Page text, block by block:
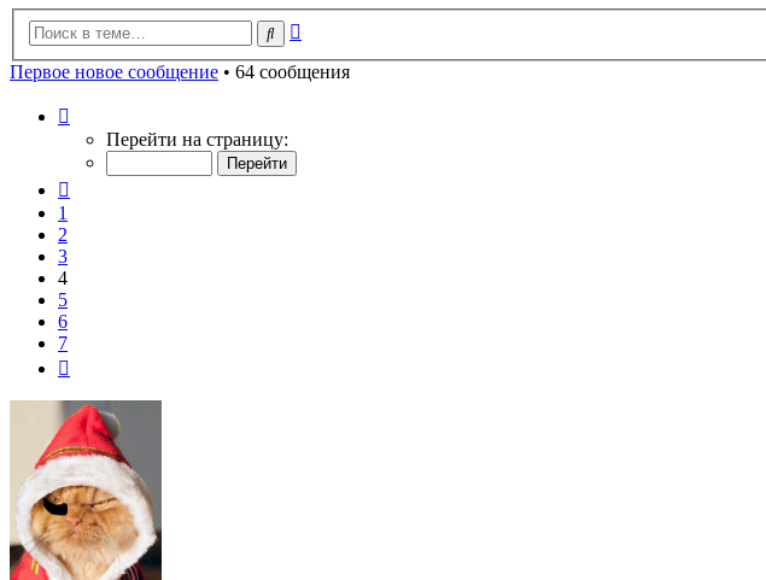
Поиск
Первое новое сообщение • 64 сообщения
Перейти на страницу:
1
2
3
4
5
6
7